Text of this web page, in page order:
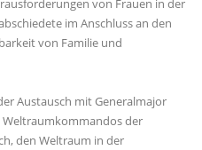
von Frauen in der
im Anschluss an den
von Familie und
Austausch mit Generalmajor
der
den Weltraum in der